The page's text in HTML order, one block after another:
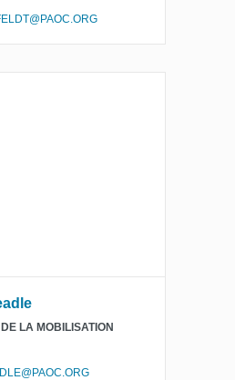
LA MOBILISATION